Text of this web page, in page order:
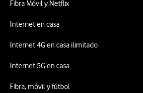
Fibra Móvil y Netflix
Internet en casa
Internet 4G en casa ilimitado
Internet 5G en casa
Fibra, móvil y fútbol